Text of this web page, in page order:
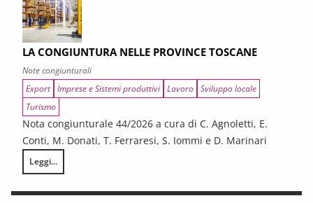
LA CONGIUNTURA NELLE PROVINCE TOSCANE
Note congiunturali
Export Imprese e Sistemi produttivi Lavoro Sviluppo locale
Turismo
Nota congiunturale 44/2026 a cura di C. Agnoletti, E.
Conti, M. Donati, T. Ferraresi, S. Iommi e D. Marinari
Leggi...
LA CONGIUNTURA NELLE PROVINCE TOSCANE